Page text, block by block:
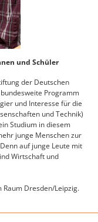
und Schüler
der Deutschen
Programm
und Interesse für die
und Technik)
Studium in diesem
junge Menschen zur
auf junge Leute mit
Wirtschaft und
Dresden/Leipzig.